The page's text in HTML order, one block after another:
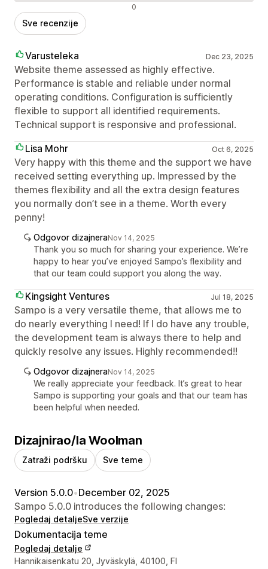
0
Sve recenzije
Varusteleka Dec 23, 2025
Website theme assessed as highly effective.
Performance is stable and reliable under normal
operating conditions. Configuration is sufficiently
flexible to support all identified requirements.
Technical support is responsive and professional.
Lisa Mohr
Oct 6, 2025
Very happy with this theme and the support we have
received setting everything up. Impressed by the
themes flexibility and all the extra design features
you normally don’t see in a theme. Worth every
penny!
Odgovor dizajneraNov 14, 2025
Thank you so much for sharing your experience. We’re
happy to hear you’ve enjoyed Sampo’s flexibility and
that our team could support you along the way.
Kingsight Ventures Jul 18, 2025
Sampo is a very versatile theme, that allows me to
do nearly everything I need! If I do have any trouble,
the development team is always there to help and
quickly resolve any issues. Highly recommended!!
Odgovor dizajneraNov 14, 2025
We really appreciate your feedback. It’s great to hear
Sampo is supporting your goals and that our team has
been helpful when needed.
Dizajnirao/la Woolman
Zatraži podršku Sve teme
Version 5.0.0•December 02, 2025
Sampo 5.0.0 introduces the following changes:
Pogledaj detaljeSve verzije
Dokumentacija teme
Pogledaj detalje
Podaci za kontakt dizajnera
Hannikaisenkatu 20, Jyväskylä, 40100, FI